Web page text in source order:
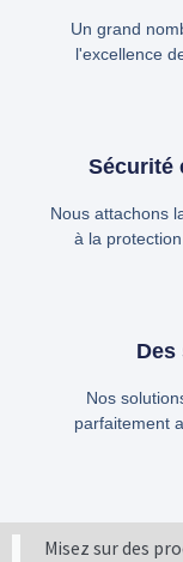
Un grand
l'excellence
Sécurité
Nous attachons
à la
Nos
parfaitement
Misez sur des